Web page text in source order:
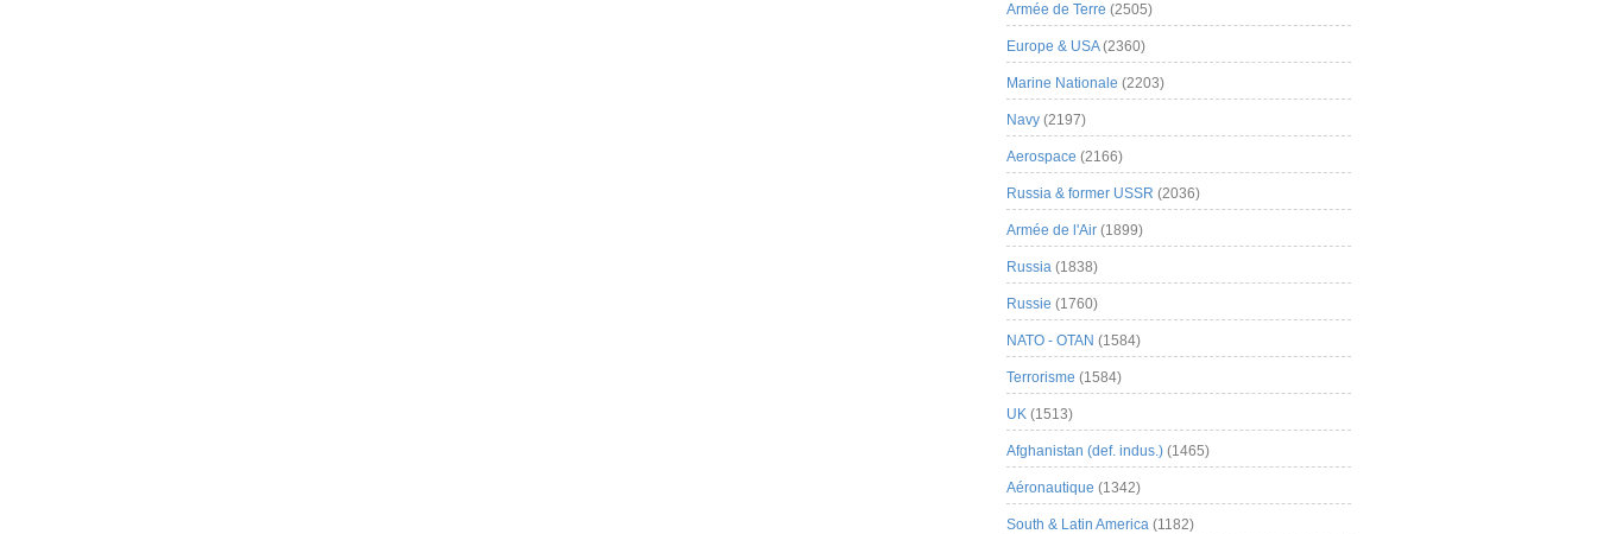
Armée de Terre (2505)
Europe & USA(2360)
Marine Nationale (2203)
Navy (2197)
Aerospace (2166)
Russia & former USSR (2036)
Armée de l'Air (1899)
Russia (1838)
Russie (1760)
NATO - OTAN (1584)
Terrorisme (1584)
UK (1513)
Afghanistan (def. indus.) (1465)
Aéronautique (1342)
South & Latin America (1182)